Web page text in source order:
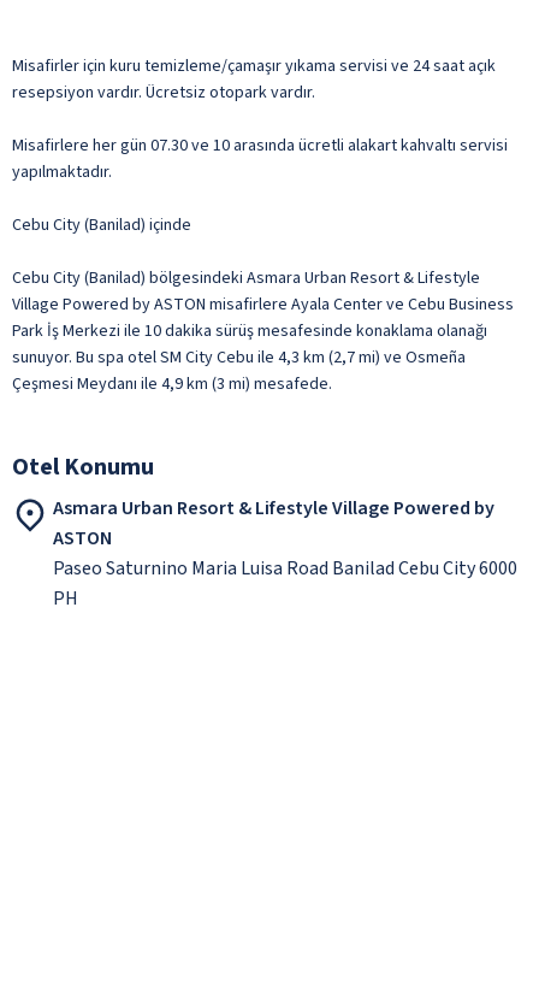
Misafirler için kuru temizleme/çamaşır yıkama servisi ve 24 saat açık
resepsiyon vardır. Ücretsiz otopark vardır.
Misafirlere her gün 07.30 ve 10 arasında ücretli alakart kahvaltı servisi
yapılmaktadır.
Cebu City (Banilad) içinde
Cebu City (Banilad) bölgesindeki Asmara Urban Resort & Lifestyle
Village Powered by ASTON misafirlere Ayala Center ve Cebu Business
Park İş Merkezi ile 10 dakika sürüş mesafesinde konaklama olanağı
sunuyor. Bu spa otel SM City Cebu ile 4,3 km (2,7 mi) ve Osmeña
Çeşmesi Meydanı ile 4,9 km (3 mi) mesafede.
Otel Konumu
Asmara Urban Resort & Lifestyle Village Powered by
ASTON
Paseo Saturnino Maria Luisa Road Banilad Cebu City 6000
PH